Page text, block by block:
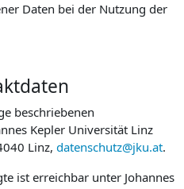
Daten bei der Nutzung der
beschriebenen
Kepler Universität Linz
Linz, datenschutz@jku.at.
ist erreichbar unter Johannes